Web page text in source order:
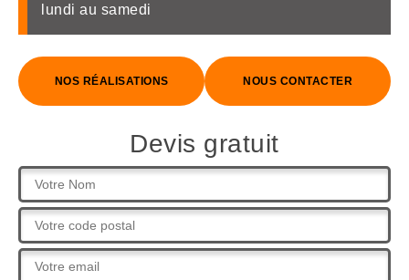
lundi au samedi
NOS RÉALISATIONS NOUS CONTACTER
Devis gratuit